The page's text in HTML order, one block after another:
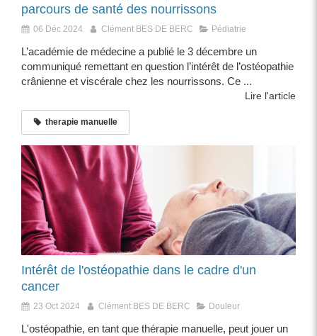
parcours de santé des nourrissons
06 Déc 2024 Clément BES DE BERC Pédiatrie
L’académie de médecine a publié le 3 décembre un
communiqué remettant en question l’intérêt de l’ostéopathie
crânienne et viscérale chez les nourrissons. Ce ...
Lire l'article
therapie manuelle
Intérêt de l'ostéopathie dans le cadre d'un
cancer
23 Oct 2024 Clément BES DE BERC Douleur
L'ostéopathie, en tant que thérapie manuelle, peut jouer un